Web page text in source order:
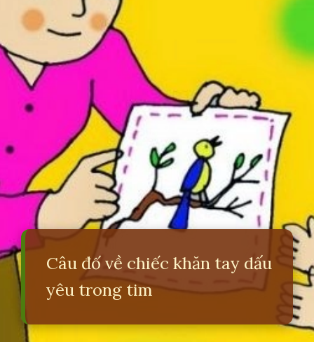
Câu đố về chiếc khăn tay dấu
yêu trong tim